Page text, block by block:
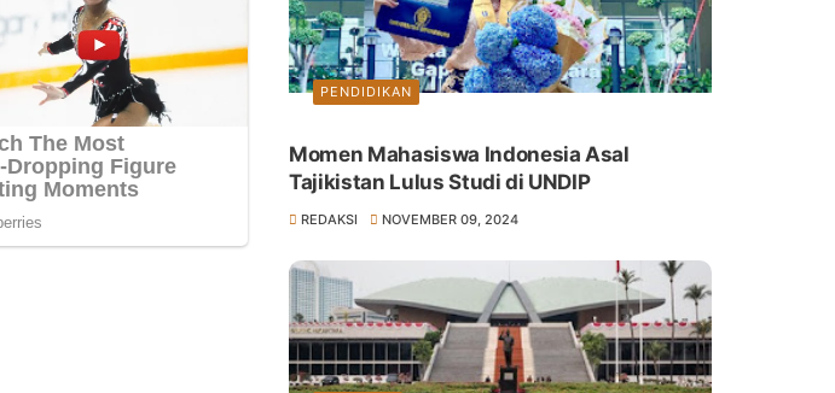
PENDIDIKAN
Momen Mahasiswa Indonesia Asal
Tajikistan Lulus Studi di UNDIP
REDAKSI NOVEMBER 09, 2024